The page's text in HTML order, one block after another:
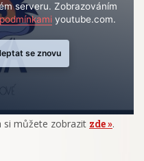
serveru. Zobrazováním
youtube.com.
se znovu
si můžete zobrazit zde .